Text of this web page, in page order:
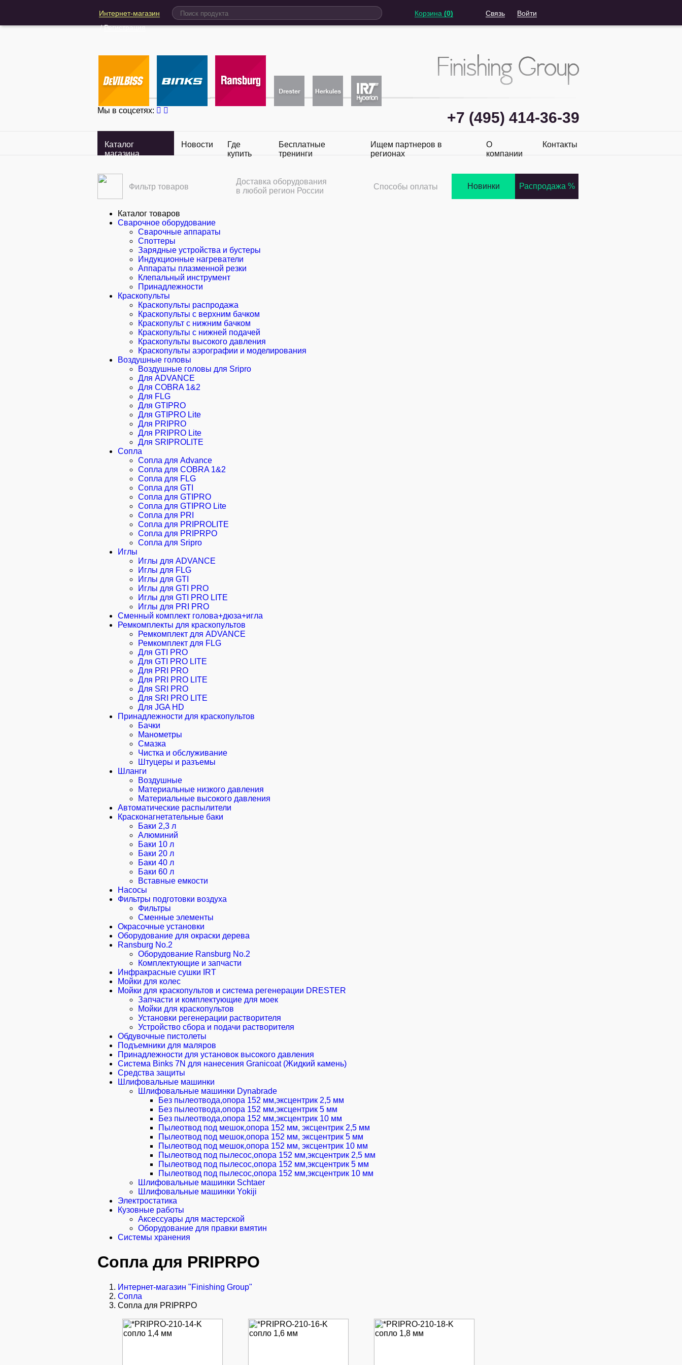
Интернет-магазин Корзина (0) Связь
Войти
/Регистрация
Мы в соцсетях: +7 (495) 414-36-39
Каталог
магазина
Новости
Где
купить
Бесплатные
тренинги
Ищем партнеров в
регионах
О
компании
Контакты
Фильтр товаров
Доставка оборудования
в любой регион России
Способы оплаты Новинки Распродажа %
Каталог товаров
Сварочное оборудование
Сварочные аппараты
Споттеры
Зарядные устройства и бустеры
Индукционные нагреватели
Аппараты плазменной резки
Клепальный инструмент
Принадлежности
Краскопульты
Краскопульты распродажа
Краскопульты с верхним бачком
Краскопульт с нижним бачком
Краскопульты с нижней подачей
Краскопульты высокого давления
Краскопульты аэрографии и моделирования
Воздушные головы
Воздушные головы для Sripro
Для ADVANCE
Для COBRA 1&2
Для FLG
Для GTIPRO
Для GTIPRO Lite
Для PRIPRO
Для PRIPRO Lite
Для SRIPROLITE
Сопла
Сопла для Advance
Сопла для COBRA 1&2
Сопла для FLG
Сопла для GTI
Сопла для GTIPRO
Сопла для GTIPRO Lite
Сопла для PRI
Сопла для PRIPROLITE
Сопла для PRIPRPO
Сопла для Sripro
Иглы
Иглы для ADVANCE
Иглы для FLG
Иглы для GTI
Иглы для GTI PRO
Иглы для GTI PRO LITE
Иглы для PRI PRO
Cменный комплект голова+дюза+игла
Ремкомплекты для краскопультов
Ремкомплект для ADVANCE
Ремкомплект для FLG
Для GTI PRO
Для GTI PRO LITE
Для PRI PRO
Для PRI PRO LITE
Для SRI PRO
Для SRI PRO LITE
Для JGA HD
Принадлежности для краскопультов
Бачки
Манометры
Смазка
Чистка и обслуживание
Штуцеры и разъемы
Шланги
Воздушные
Материальные низкого давления
Материальные высокого давления
Автоматические распылители
Красконагнетательные баки
Баки 2,3 л
Алюминий
Баки 10 л
Баки 20 л
Баки 40 л
Баки 60 л
Вставные емкости
Насосы
Фильтры подготовки воздуха
Фильтры
Сменные элементы
Окрасочные установки
Оборудование для окраски дерева
Ransburg No.2
Оборудование Ransburg No.2
Комплектующие и запчасти
Инфракрасные сушки IRT
Мойки для колес
Мойки для краскопультов и система регенерации DRESTER
Запчасти и комплектующие для моек
Мойки для краскопультов
Установки регенерации растворителя
Устройство сбора и подачи растворителя
Обдувочные пистолеты
Подъемники для маляров
Принадлежности для установок высокого давления
Система Binks 7N для нанесения Granicoat (Жидкий камень)
Средства защиты
Шлифовальные машинки
Шлифовальные машинки Dynabrade
Без пылеотвода,опора 152 мм,эксцентрик 2,5 мм
Без пылеотвода,опора 152 мм,эксцентрик 5 мм
Без пылеотвода,опора 152 мм,эксцентрик 10 мм
Пылеотвод под мешок,опора 152 мм, эксцентрик 2,5 мм
Пылеотвод под мешок,опора 152 мм, эксцентрик 5 мм
Пылеотвод под мешок,опора 152 мм, эксцентрик 10 мм
Пылеотвод под пылесос,опора 152 мм,эксцентрик 2,5 мм
Пылеотвод под пылесос,опора 152 мм,эксцентрик 5 мм
Пылеотвод под пылесос,опора 152 мм,эксцентрик 10 мм
Шлифовальные машинки Schtaer
Шлифовальные машинки Yokiji
Электростатика
Кузовные работы
Аксессуары для мастерской
Оборудование для правки вмятин
Системы хранения
Сопла для PRIPRPO
Интернет-магазин "Finishing Group"
Сопла
Сопла для PRIPRPO